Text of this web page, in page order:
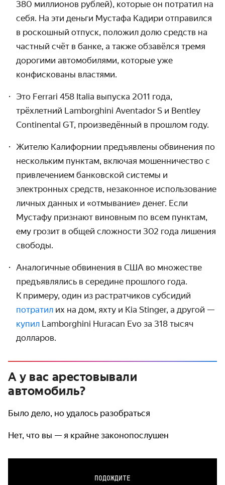
380 миллионов рублей), которые он потратил на
себя. На эти деньги Мустафа Кадири отправился
в роскошный отпуск, положил долю средств на
частный счёт в банке, а также обзавёлся тремя
дорогими авто­мобилями, которые уже
конфискованы властями.
Это Ferrari 458 Italia выпуска 2011 года,
трёхлетний Lamborghini Aventador S и Bentley
Continental GT, произведённый в прошлом году.
Жителю Калифорнии предъявлены обвинения по
нескольким пунктам, включая мошенни­чество с
привлече­нием банковской системы и
электронных средств, незаконное использо­вание
личных данных и «отмывание» денег. Если
Мустафу признают виновным по всем пунктам,
ему грозит в общей сложности 302 года лишения
свободы.
Аналогичные обвинения в США во множестве
предъявлялись в середине прошлого года.
К примеру, один из растратчиков субсидий
потратил их на дом, яхту и Kia Stinger, а другой —
купил Lamborghini Huracan Evo за 318 тысяч
долларов.
А у вас арестовывали
автомобиль?
Было дело, но удалось разобраться
Нет, что вы — я крайне законопослушен
ПОДОЖДИТЕ